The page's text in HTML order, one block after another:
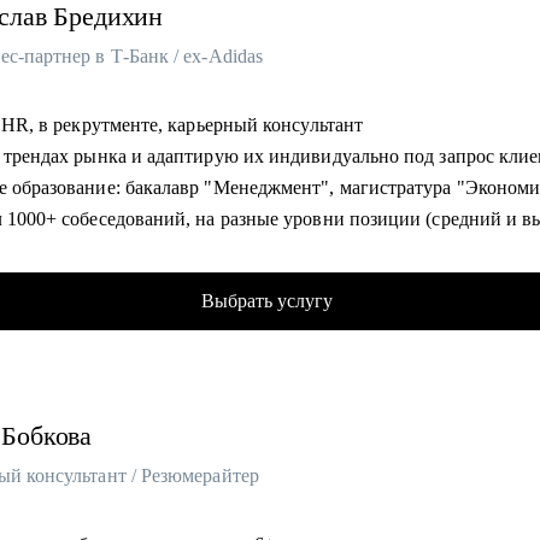
Бредихин
партнер в Т-Банк / ex-Adidas
HR, в рекрутменте, карьерный консультант
рынка и адаптирую их индивидуально под запрос
образование: бакалавр "Менеджмент", магистратура
1000+ собеседований, на разные уровни позиции (средний и
адаптировал 100+ сотрудников
100 карьерных консультаций с клиентами сфер HR,
Выбрать услугу
Бобкова
консультант / Резюмерайтер